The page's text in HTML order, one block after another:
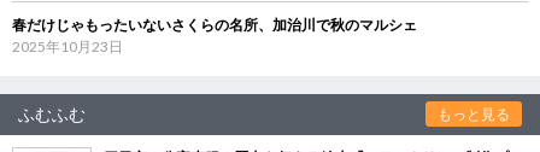
春だけじゃもったいないさくらの名所、加治川で秋のマルシェ
2025年10月23日
ふむふむ もっと見る